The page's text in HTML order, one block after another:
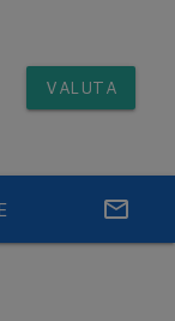
VALUTA
email